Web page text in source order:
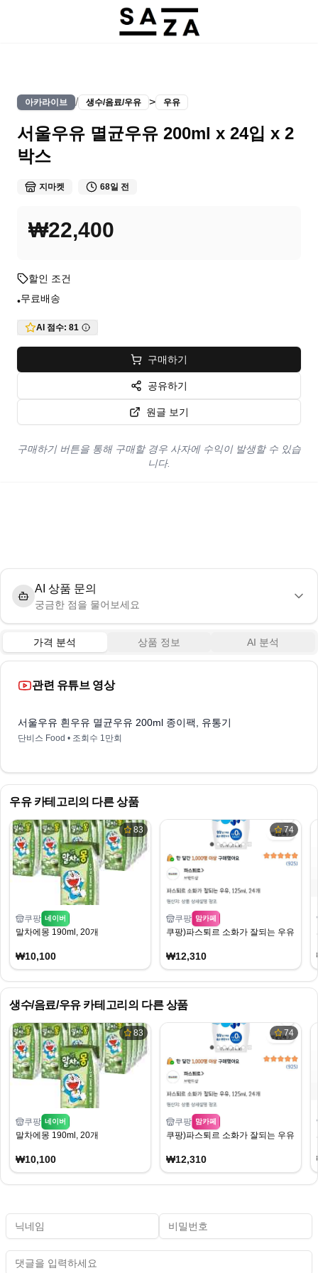
아카라이브 / 생수/음료/우유 > 우유
서울우유 멸균우유 200ml x 24입 x 2
박스
지마켓 68일 전
₩22,400
할인 조건
•무료배송
AI 점수: 81
구매하기
공유하기
원글 보기
구매하기 버튼을 통해 구매할 경우 사자에 수익이 발생할 수 있습
니다.
AI 상품 문의
궁금한 점을 물어보세요
가격 분석 상품 정보 AI 분석
관련 유튜브 영상
서울우유 흰우유 멸균우유 200ml 종이팩, 유통기한이 긴 우유 제품
단비스 Food • 조회수 1만회
우유카테고리의 다른 상품
83
쿠팡 네이버
말차에몽 190ml, 20개
₩10,100
74
쿠팡 맘카페
쿠팡)파스퇴르 소화가 잘되는 우유,
₩12,310
생수/음료/우유카테고리의 다른 상품
83
쿠팡 네이버
말차에몽 190ml, 20개
₩10,100
74
쿠팡 맘카페
쿠팡)파스퇴르 소화가 잘되는 우유,
₩12,310